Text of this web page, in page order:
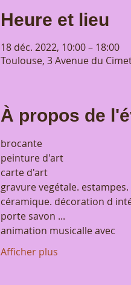
Heure et lieu
18 déc. 2022, 10:00 – 18:00
Toulouse, 3 Avenue du
À propos de
brocante
peinture d'art
carte d'art
gravure vegétale. estampes.
céramique. décoration d
porte savon ...
animation musicalle avec
Afficher plus